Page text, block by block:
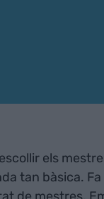
els
tan bàsica.